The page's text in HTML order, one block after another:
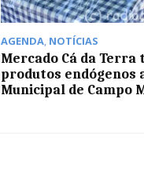
AGENDA, NOTÍCIAS
Mercado Cá da Terra
produtos endógenos
Municipal de Campo